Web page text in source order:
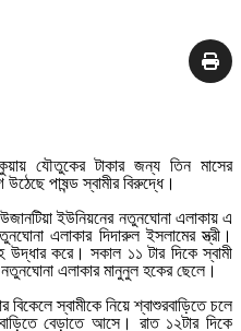
পেকুয়ায় যৌতুকের টাকার জন্য তিন মাসের
পাষন্ড স্বামীর বিরুদ্ধে।
ইউনিয়নের নতুনঘোনা এলাকায় এ
এলাকার দিদারুল ইসলামের স্ত্রী।
উদ্ধার করে। সকাল ১১ টার দিকে স্বামী
এলাকার মানুনুল হকের ছেলে।
স্বামীকে নিয়ে শ্বাশুরবাড়িতে চলে
বেড়াতে আসে। রাত ১২টার দিকে